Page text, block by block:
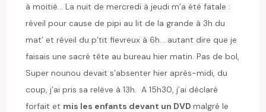
à moitié… La nuit de mercredi à jeudi m’a été fatale :
réveil pour cause de pipi au lit de la grande à 3h du
mat’ et réveil du p’tit fievreux à 6h… autant dire que je
faisais une sacré tête au bureau hier matin. Pas de bol,
Super nounou devait s’absenter hier après-midi, du
coup, j’ai pris sa relève à 13h. A 15h30, j’ai déclaré
forfait et mis les enfants devant un DVDmalgré le